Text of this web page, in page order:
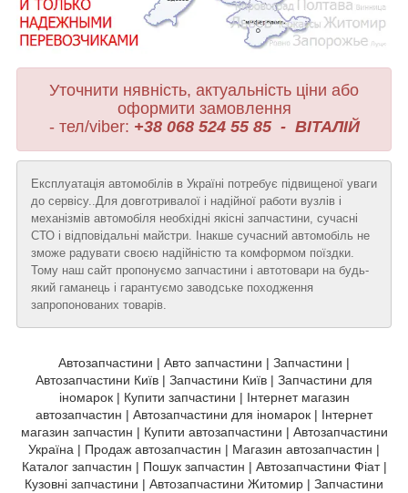
Уточнити нявність, актуальність ціни або
оформити замовлення
- тел/viber: +38 068 524 55 85 - ВІТАЛІЙ
Експлуатація автомобілів в Україні потребує підвищеної уваги
до сервісу..Для довготривалої і надійної работи вузлів і
механізмів автомобіля необхідні якісні запчастини, сучасні
СТО і відповідальні майстри. Інакше сучасний автомобіль не
зможе радувати своєю надійністю та комформом поїздки.
Тому наш сайт пропонуємо запчастини і автотовари на будь-
який гаманець і гарантуємо заводське походження
запропонованих товарів.
Автозапчастини | Авто запчастини | Запчастини |
Автозапчастини Київ | Запчастини Київ | Запчастини для
іномарок | Купити запчастини | Інтернет магазин
автозапчастин | Автозапчастини для іномарок | Інтернет
магазин запчастин | Купити автозапчастини | Автозапчастини
Україна | Продаж автозапчастин | Магазин автозапчастин |
Каталог запчастин | Пошук запчастин | Автозапчастини Фіат |
Кузовні запчастини | Автозапчастини Житомир | Запчастини